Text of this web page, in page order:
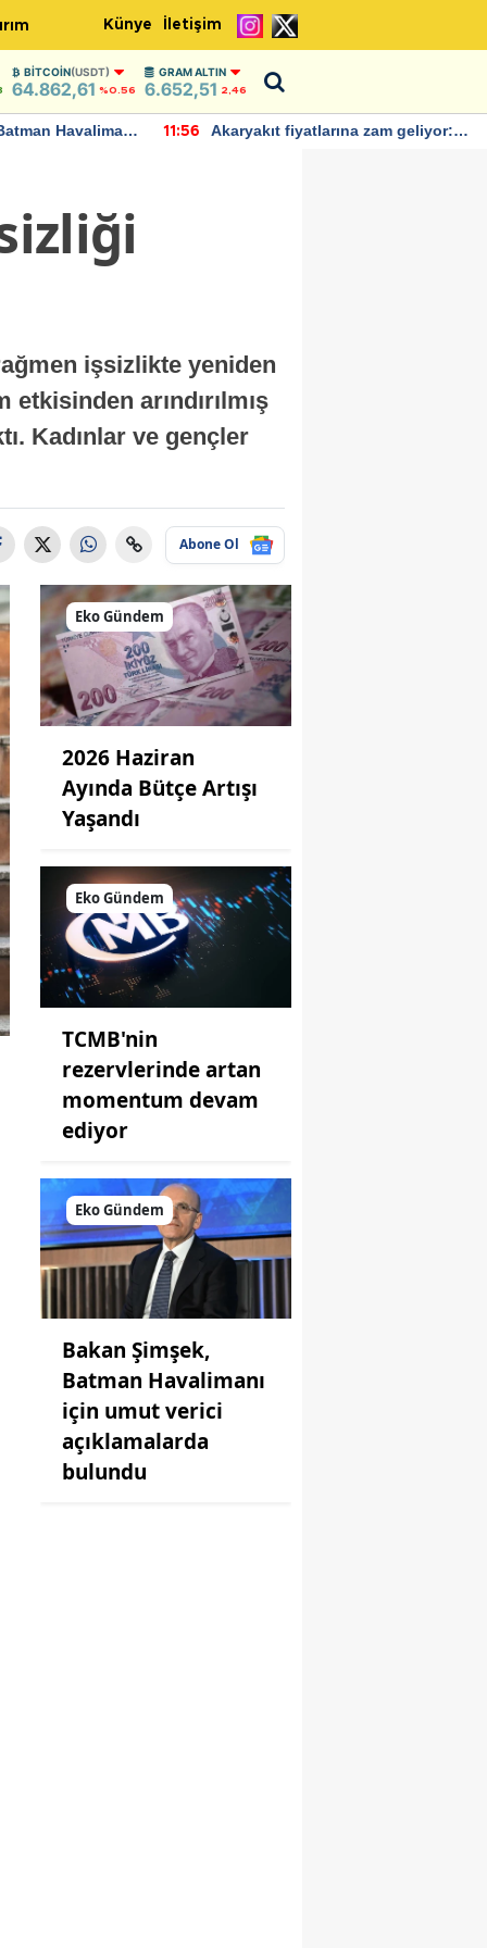
Künye İletişim
BITCOIN(USDT)
64.862,61 %0.56
GRAM ALTIN
6.652,51 2,46
11:56
Akaryakıt fiyatlarına zam geliyor:
22:37
IMF,
işsizlikte yeniden
arındırılmış
Kadınlar ve gençler
Abone Ol
Eko Gündem
2026 Haziran
Ayında Bütçe Artışı
Yaşandı
Eko Gündem
TCMB'nin
rezervlerinde artan
momentum devam
ediyor
Eko Gündem
Bakan Şimşek,
Batman Havalimanı
için umut verici
açıklamalarda
bulundu